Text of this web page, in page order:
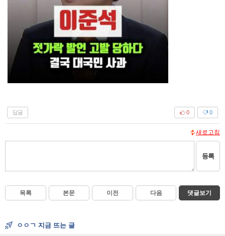
답글 0
0
새로고침
등록
목록 본문 이전 다음 댓글보기
ㅇㅇㄱ 지금 뜨는 글